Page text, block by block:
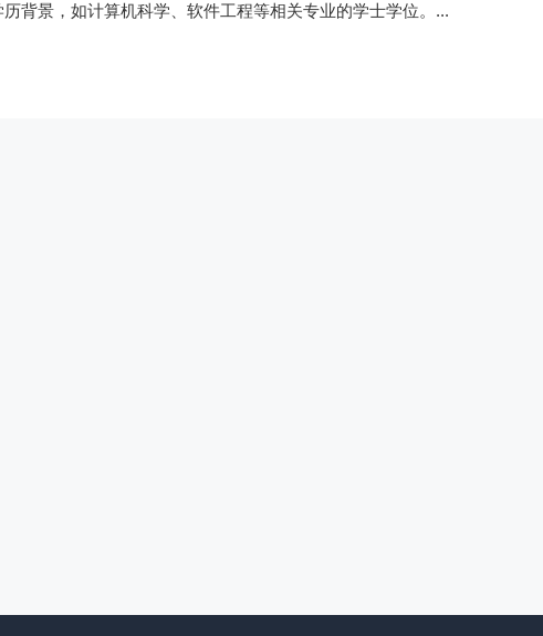
历背景，如计算机科学、软件工程等相关专业的学士学位。...